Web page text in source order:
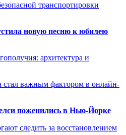
транспортировки
новую песню к юбилею
архитектура и
стал важным фактором в онлайн-
поженились в Нью-Йорке
следить за восстановлением